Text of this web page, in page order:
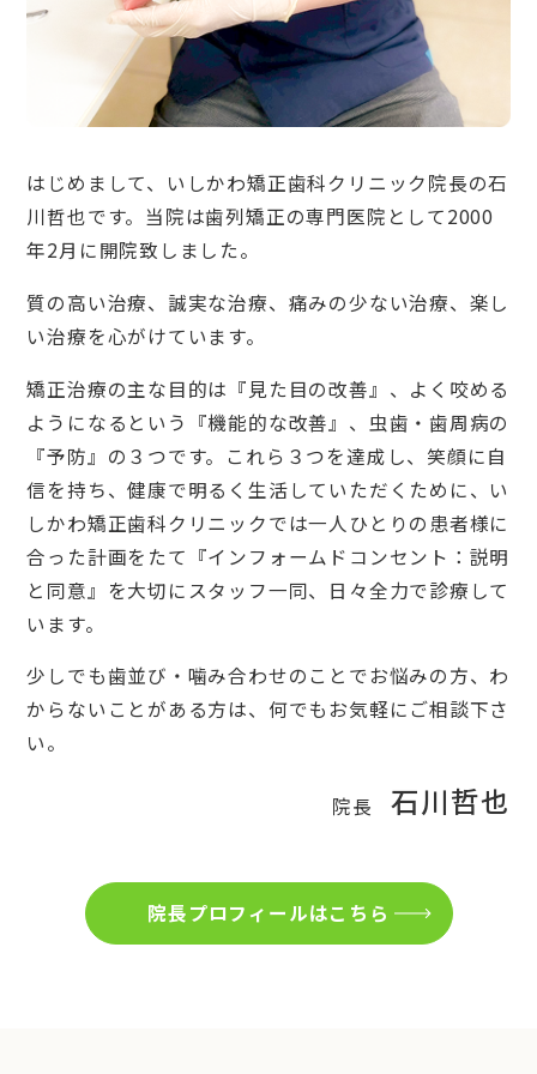
はじめまして、いしかわ矯正歯科クリニック院長の石
川哲也です。当院は歯列矯正の専門医院として2000
年2月に開院致しました。
質の高い治療、誠実な治療、痛みの少ない治療、楽し
い治療を心がけています。
矯正治療の主な目的は『見た目の改善』、よく咬める
ようになるという『機能的な改善』、虫歯・歯周病の
『予防』の３つです。これら３つを達成し、笑顔に自
信を持ち、健康で明るく生活していただくために、い
しかわ矯正歯科クリニックでは一人ひとりの患者様に
合った計画をたて『インフォームドコンセント：説明
と同意』を大切にスタッフ一同、日々全力で診療して
います。
少しでも歯並び・噛み合わせのことでお悩みの方、わ
からないことがある方は、何でもお気軽にご相談下さ
い。
院長 石川哲也
院長プロフィールはこちら